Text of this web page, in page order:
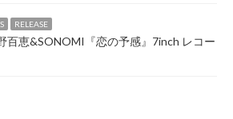
RELEASE
恵&SONOMI『恋の予感』7inch レコー